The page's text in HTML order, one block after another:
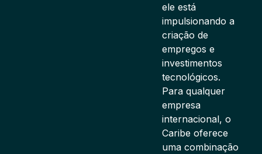
ele está
impulsionando a
criação de
empregos e
investimentos
tecnológicos.
Para qualquer
empresa
internacional, o
Caribe oferece
uma combinação